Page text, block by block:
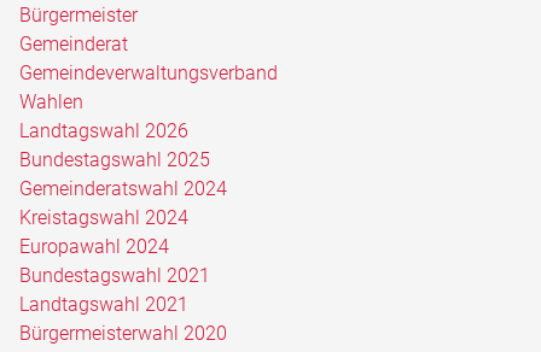
Bürgermeister
Gemeinderat
Gemeindeverwaltungsverband
Wahlen
Landtagswahl 2026
Bundestagswahl 2025
Gemeinderatswahl 2024
Kreistagswahl 2024
Europawahl 2024
Bundestagswahl 2021
Landtagswahl 2021
Bürgermeisterwahl 2020